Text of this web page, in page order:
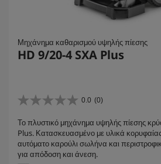
Μηχάνημα καθαρισμού υψηλής πίεσης
HD 9/20-4 SXA Plus
0.0 (0)
0
0
α
π
ό
Το πλυστικό μηχάνημα υψηλής πίεσης
Plus. Κατασκευασμένο με υλικά
αυτόματο καρούλι σωλήνα και
για απόδοση και άνεση.